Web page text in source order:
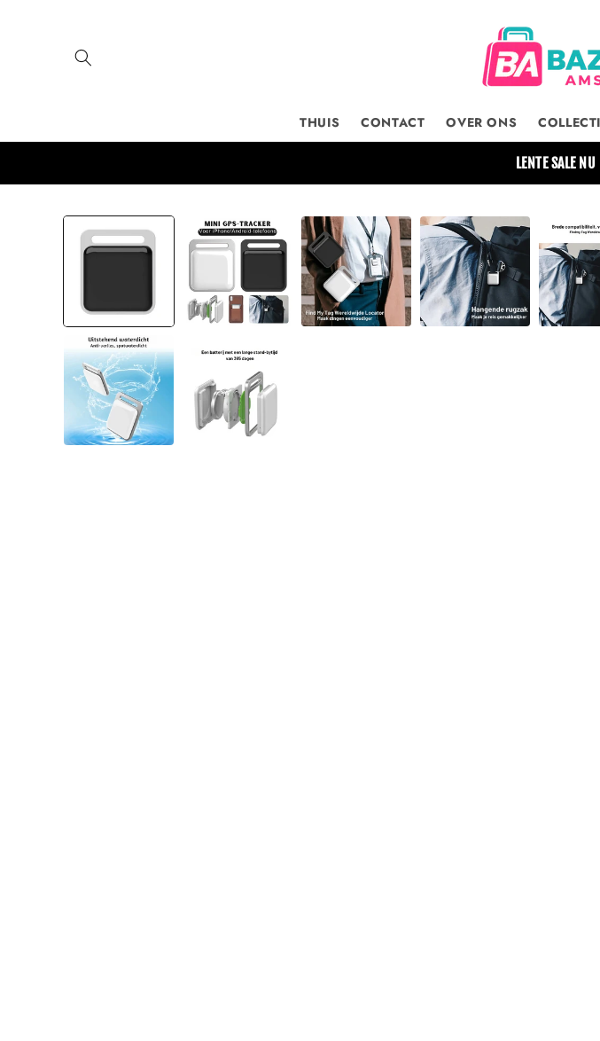
THUIS CONTACT OVER ONS
LENTE SALE
Ga direct naar
productinformatie